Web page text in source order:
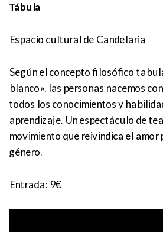
Tábula
Espacio cultural de Candelaria
Según el concepto filosófico
blanco», las personas nacemos
todos los conocimientos y
aprendizaje. Un espectáculo de
movimiento que reivindica el amor
género.
Entrada: 9€